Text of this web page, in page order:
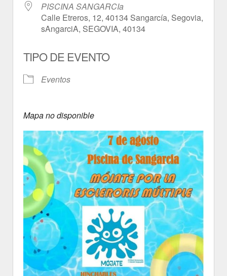
PISCINA SANGARCIa
Calle Etreros, 12, 40134 Sangarcía, Segovia,
sAngarciA, SEGOVIA, 40134
TIPO DE EVENTO
Eventos
Mapa no disponible